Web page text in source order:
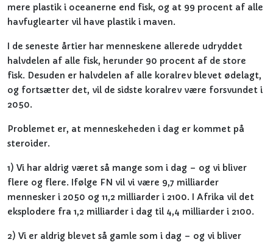
mere plastik i oceanerne end fisk, og at 99 procent af alle
havfuglearter vil have plastik i maven.
I de seneste årtier har menneskene allerede udryddet
halvdelen af alle fisk, herunder 90 procent af de store
fisk. Desuden er halvdelen af alle koralrev blevet ødelagt,
og fortsætter det, vil de sidste koralrev være forsvundet i
2050.
Problemet er, at menneskeheden i dag er kommet på
steroider.
1) Vi har aldrig været så mange som i dag – og vi bliver
flere og flere. Ifølge FN vil vi være 9,7 milliarder
mennesker i 2050 og 11,2 milliarder i 2100. I Afrika vil det
eksplodere fra 1,2 milliarder i dag til 4,4 milliarder i 2100.
2) Vi er aldrig blevet så gamle som i dag – og vi bliver